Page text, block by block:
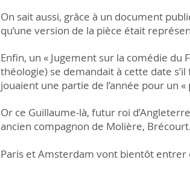
On sait aussi, grâce à un document
qu’une version de la pièce était
Enfin, un « Jugement sur la comédie
théologie) se demandait à cette date
jouaient une partie de l’année pour un
Or ce Guillaume-là, futur roi
ancien compagnon de Molière,
Paris et Amsterdam vont bientôt entrer